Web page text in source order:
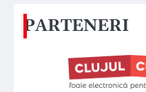
PARTENERI